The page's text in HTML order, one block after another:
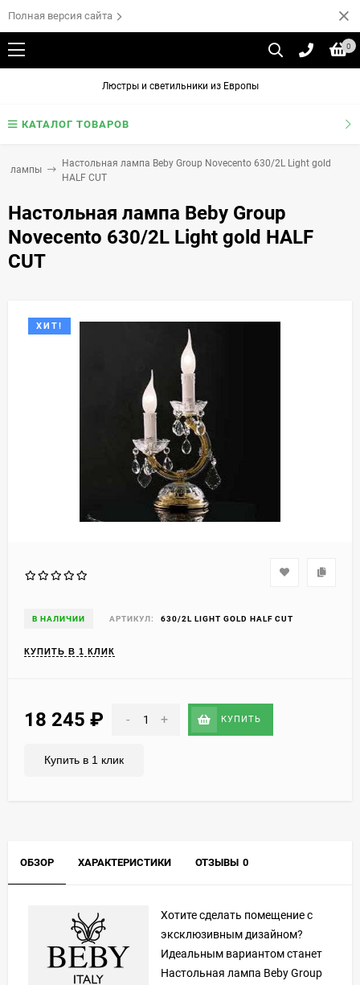
Полная версия сайта
0
Люстры и светильники из Европы
КАТАЛОГ ТОВАРОВ
лампы
Настольная лампа Beby Group Novecento 630/2L Light gold
HALF CUT
Настольная лампа Beby Group
Novecento 630/2L Light gold HALF
CUT
ХИТ!
В НАЛИЧИИ АРТИКУЛ: 630/2L LIGHT GOLD HALF CUT
КУПИТЬ В 1 КЛИК
18 245 ₽ - + КУПИТЬ
Купить в 1 клик
ОБЗОР ХАРАКТЕРИСТИКИ ОТЗЫВЫ 0
Хотите сделать помещение с
эксклюзивным дизайном?
Идеальным вариантом станет
Настольная лампа Beby Group